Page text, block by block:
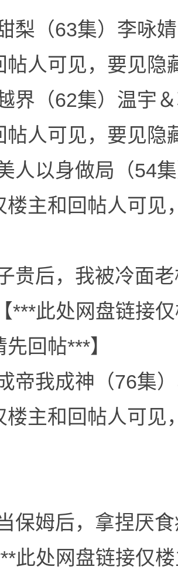
梨（63集）李咏
帖人可见，要见隐
界（62集）温宇
帖人可见，要见隐
人以身做局（54
楼主和回帖人可见
贵后，我被冷面
***此处网盘链接
回帖***】
帝我成神（76集
楼主和回帖人可见
保姆后，拿捏厌
此处网盘链接仅